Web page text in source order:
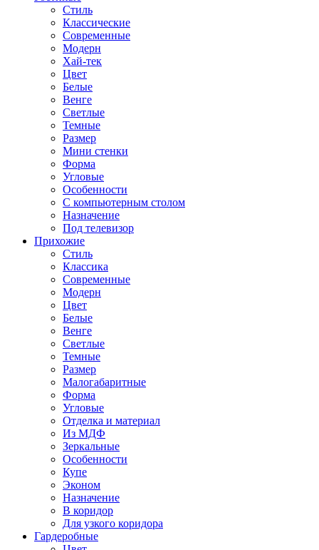
Стиль
Классические
Современные
Модерн
Хай-тек
Цвет
Белые
Венге
Светлые
Темные
Размер
Мини стенки
Форма
Угловые
Особенности
С компьютерным столом
Назначение
Под телевизор
Прихожие
Стиль
Классика
Современные
Модерн
Цвет
Белые
Венге
Светлые
Темные
Размер
Малогабаритные
Форма
Угловые
Отделка и материал
Из МДФ
Зеркальные
Особенности
Купе
Эконом
Назначение
В коридор
Для узкого коридора
Гардеробные